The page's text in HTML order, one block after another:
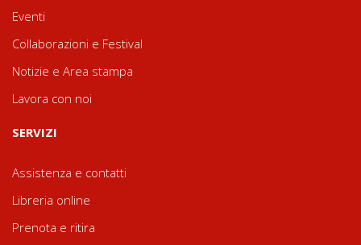
Eventi
Collaborazioni e Festival
Notizie e Area stampa
Lavora con noi
SERVIZI
Assistenza e contatti
Libreria online
Prenota e ritira